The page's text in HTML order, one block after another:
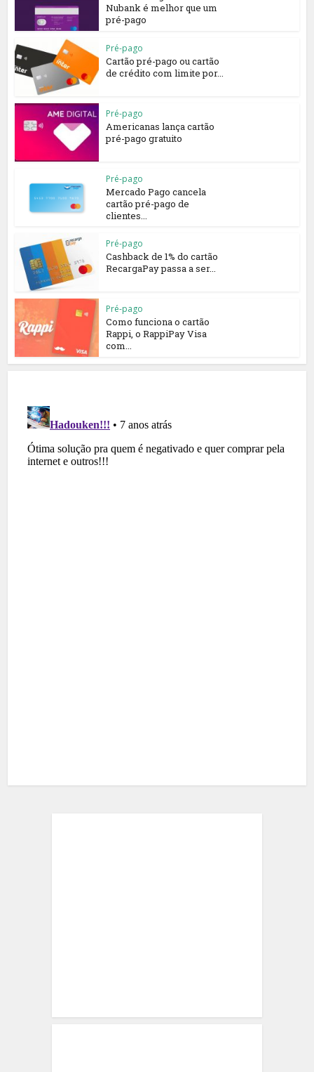
Nubank é melhor que um
pré-pago
Pré-pago
Cartão pré-pago ou cartão
de crédito com limite por...
Pré-pago
Americanas lança cartão
pré-pago gratuito
Pré-pago
Mercado Pago cancela
cartão pré-pago de
clientes...
Pré-pago
Cashback de 1% do cartão
RecargaPay passa a ser...
Pré-pago
Como funciona o cartão
Rappi, o RappiPay Visa
com...